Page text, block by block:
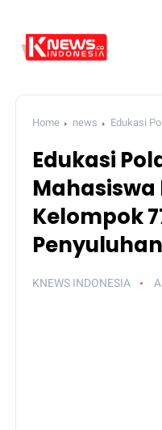
Home news
Edukasi
Edukasi
Mahasiswa
Kelompok
KNEWS INDONESIA